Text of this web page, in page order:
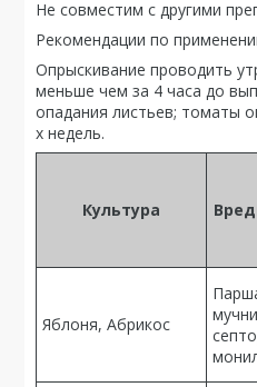
Не совместим с другими
Рекомендации по
Опрыскивание проводить
меньше чем за 4 часа до
опадания листьев; томаты
х недель.
Культура
Яблоня, Абрикос